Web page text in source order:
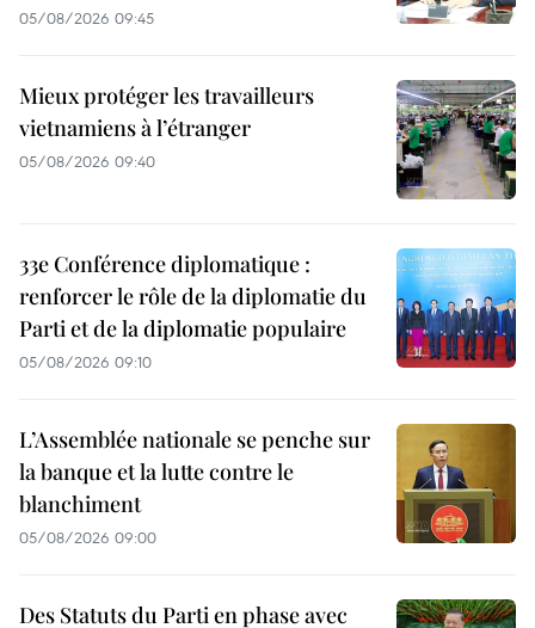
05/08/2026 09:45
Mieux protéger les travailleurs
vietnamiens à l’étranger
05/08/2026 09:40
33e Conférence diplomatique :
renforcer le rôle de la diplomatie du
Parti et de la diplomatie populaire
05/08/2026 09:10
L’Assemblée nationale se penche sur
la banque et la lutte contre le
blanchiment
05/08/2026 09:00
Des Statuts du Parti en phase avec